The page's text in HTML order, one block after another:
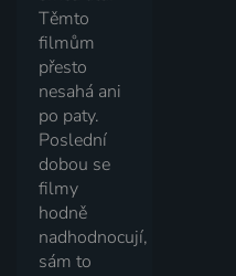
Těmto
filmům
přesto
nesahá ani
po paty.
Poslední
dobou se
filmy
hodně
nadhodnocují,
sám to